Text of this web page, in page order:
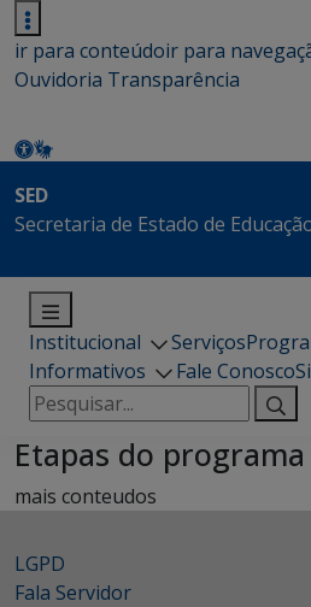
ir para conteúdoir para
Ouvidoria Transparência
SED
Secretaria de Estado de
Institucional Serviços
Informativos
Fale Conosco
Pesquisar
por:
Etapas do programa
mais conteudos
LGPD
Fala Servidor